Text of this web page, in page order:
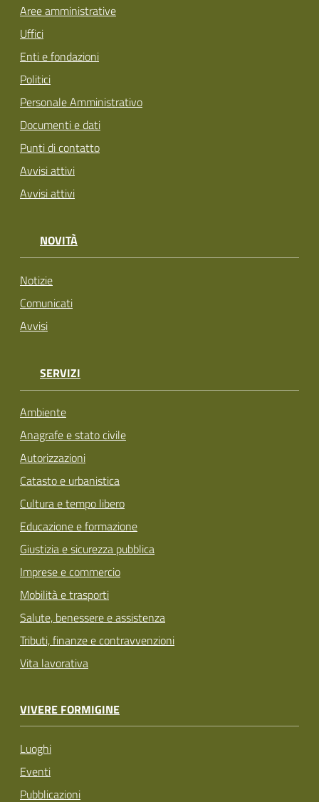
Aree amministrative
Uffici
Enti e fondazioni
Politici
Personale Amministrativo
Documenti e dati
Punti di contatto
Avvisi attivi
Avvisi attivi
NOVITÀ
Notizie
Comunicati
Avvisi
SERVIZI
Ambiente
Anagrafe e stato civile
Autorizzazioni
Catasto e urbanistica
Cultura e tempo libero
Educazione e formazione
Giustizia e sicurezza pubblica
Imprese e commercio
Mobilità e trasporti
Salute, benessere e assistenza
Tributi, finanze e contravvenzioni
Vita lavorativa
VIVERE FORMIGINE
Luoghi
Eventi
Pubblicazioni